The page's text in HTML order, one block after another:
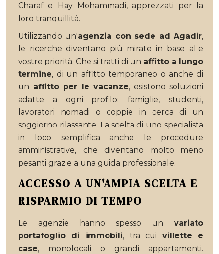
Charaf e Hay Mohammadi, apprezzati per la
loro tranquillità.
Utilizzando un'agenzia con sede ad Agadir,
le ricerche diventano più mirate in base alle
vostre priorità. Che si tratti di un affitto a lungo
termine, di un affitto temporaneo o anche di
un affitto per le vacanze, esistono soluzioni
adatte a ogni profilo: famiglie, studenti,
lavoratori nomadi o coppie in cerca di un
soggiorno rilassante. La scelta di uno specialista
in loco semplifica anche le procedure
amministrative, che diventano molto meno
pesanti grazie a una guida professionale.
ACCESSO A UN'AMPIA SCELTA E
RISPARMIO DI TEMPO
Le agenzie hanno spesso un variato
portafoglio di immobili, tra cuivillette e
case, monolocali o grandi appartamenti.